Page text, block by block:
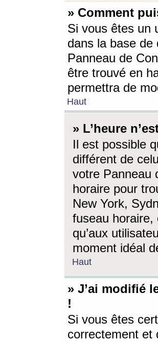
» Comment
Si vous êtes un
dans la base de
Panneau de
être trouvé en
permettra de
Haut
» L’heure
Il est possible
différent de
votre Panneau
horaire pour
New York,
fuseau horaire,
qu’aux
moment idéal
Haut
» J’ai modifié
!
Si vous êtes
correctement et